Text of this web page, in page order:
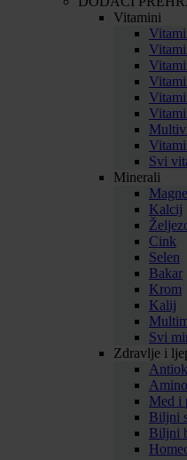
Vitamini
Svi
Minerali
Kalcij
Cink
Selen
Bakar
Krom
Kalij
Svi
Zdravlje i
Med i
Biljni
Biljni